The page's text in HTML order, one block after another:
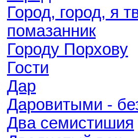
Город, город, я
помазанник
Городу Порхову
Гости
Дар
Даровитыми -
Два семистишия